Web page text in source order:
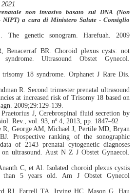
non invasivo basato sul DNA (Non
NIPT)a cura di Ministero Salute - Consiglio
The genetic sonogram. Harefuah. 2009
Benacerraf BR. Choroid plexus cysts: not
Ultrasound Obstet Gynecol.
18 syndrome. Orphanet J Rare Dis.
R. Second trimester prenatal ultrasound
at increased risk of Trisomy 18 based on
2009;29:129-139.
J, Cerebrospinal fluid secretion by
Rev., vol. 93, nº 4, 2013, pp. 1847–92
R, George AM, Michael J, Pertile MD, Bryan
Prospective ranking of the sonographic
of 2143 prenatal cytogenetic diagnoses
ultrasound. Aust N Z J Obstet Gynaecol.
C, et Al.Isolated choroid plexus cystis
5 years old. Am J Obstet Gynecol
RJ, Farrell TA, Irving HC, Mason G, Hau